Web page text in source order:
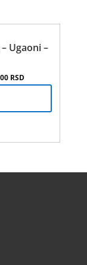
Ugaoni –
RSDРаспон цена: од
Опције
бити